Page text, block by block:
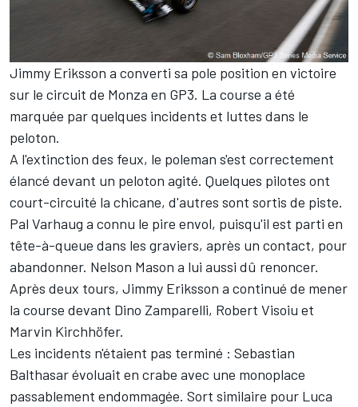
Jimmy Eriksson a converti sa pole position en victoire
sur le circuit de Monza en GP3. La course a été
marquée par quelques incidents et luttes dans le
peloton.
A l'extinction des feux, le poleman s'est correctement
élancé devant un peloton agité. Quelques pilotes ont
court-circuité la chicane, d'autres sont sortis de piste.
Pal Varhaug a connu le pire envol, puisqu'il est parti en
tête-à-queue dans les graviers, après un contact, pour
abandonner. Nelson Mason a lui aussi dû renoncer.
Après deux tours, Jimmy Eriksson a continué de mener
la course devant Dino Zamparelli, Robert Visoiu et
Marvin Kirchhöfer.
Les incidents n'étaient pas terminé : Sebastian
Balthasar évoluait en crabe avec une monoplace
passablement endommagée. Sort similaire pour Luca